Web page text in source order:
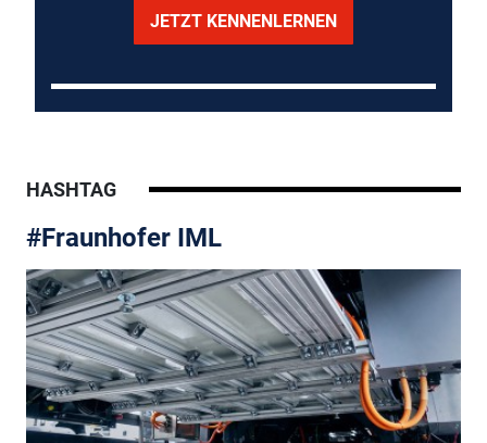
JETZT KENNENLERNEN
HASHTAG
#Fraunhofer IML